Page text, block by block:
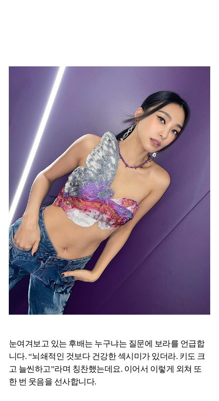
눈여겨보고 있는 후배는 누구냐는 질문에 보라를 언급합
니다. “뇌쇄적인 것보다 건강한 섹시미가 있더라. 키도 크
고 늘씬하고”라며 칭찬했는데요. 이어서 이렇게 외쳐 또
한 번 웃음을 선사합니다.